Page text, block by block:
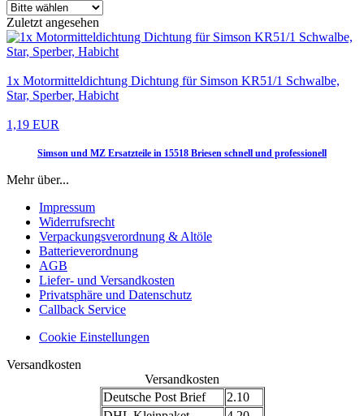
Zuletzt angesehen
1x Motormitteldichtung Dichtung für Simson KR51/1 Schwalbe,
Star, Sperber, Habicht
1,19 EUR
Simson und MZ Ersatzteile in 15518 Briesen schnell und professionell
Mehr über...
Impressum
Widerrufsrecht
Verpackungsverordnung & Altöle
Batterieverordnung
AGB
Liefer- und Versandkosten
Privatsphäre und Datenschutz
Callback Service
Cookie Einstellungen
Versandkosten
Versandkosten
Deutsche Post Brief
2.10